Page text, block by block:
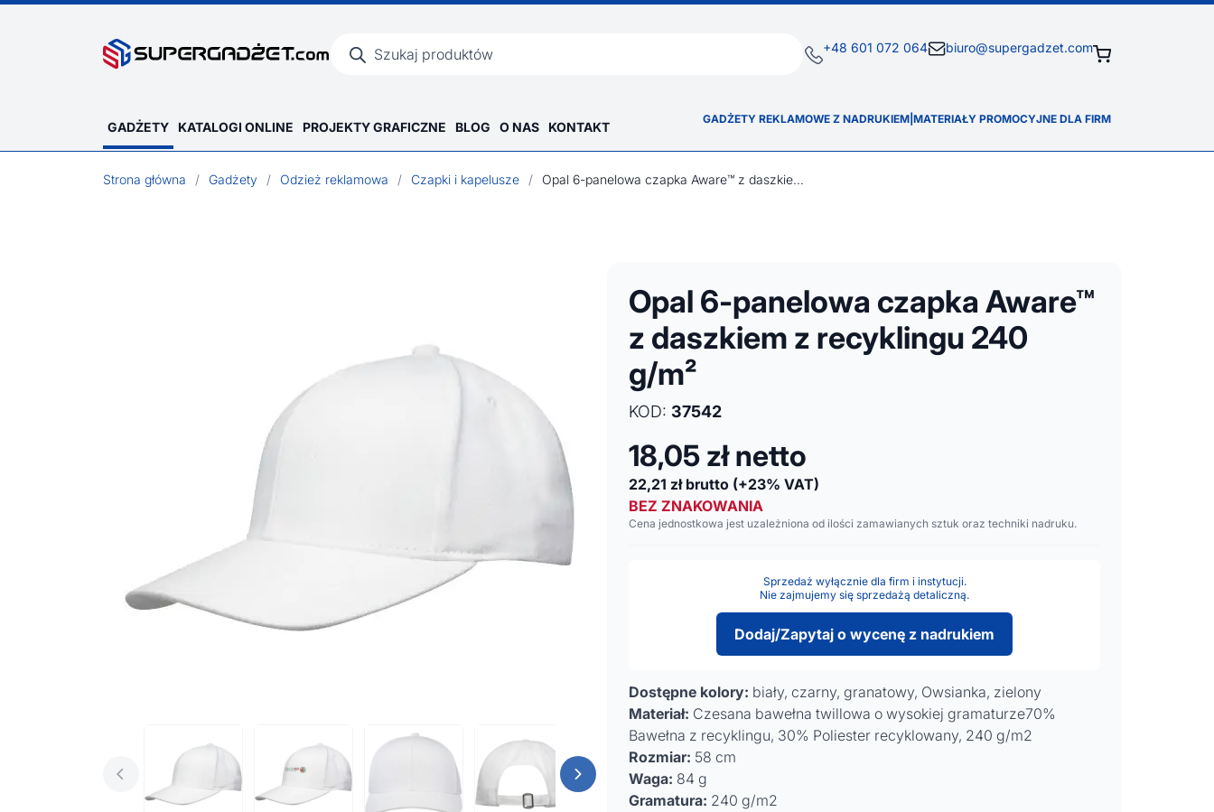
produktów
+48 601 072 064 biuro@supergadzet.com
GADŻETY KATALOGI ONLINE PROJEKTY GRAFICZNE BLOG O NAS KONTAKT GADŻETY REKLAMOWE Z NADRUKIEM MATERIAŁY PROMOCYJNE DLA FIRM
Strona główna / Gadżety / Odzież reklamowa / Czapki i kapelusze / Opal 6-panelowa czapka Aware™ z daszkiem z recyklingu 240 g/m²
Opal 6-panelowa czapka Aware™
z daszkiem z recyklingu 240
g/m²
KOD: 37542
18,05 zł netto
22,21 zł brutto (+23% VAT)
BEZ ZNAKOWANIA
Cena jednostkowa jest uzależniona od ilości zamawianych sztuk oraz techniki nadruku.
Sprzedaż wyłącznie dla firm i instytucji.
Nie zajmujemy się sprzedażą detaliczną.
Dodaj/Zapytaj o wycenę z nadrukiem
Dostępne kolory: biały, czarny, granatowy, Owsianka, zielony
Materiał: Czesana bawełna twillowa o wysokiej gramaturze70%
Bawełna z recyklingu, 30% Poliester recyklowany, 240 g/m2
Rozmiar: 58 cm
Waga: 84 g
Gramatura: 240 g/m2